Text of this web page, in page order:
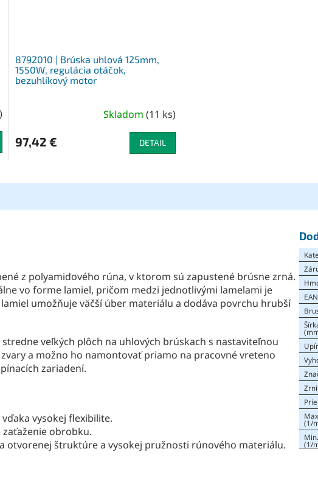
)
8792010 | Brúska uhlová 125mm,
1550W, regulácia otáčok,
bezuhlíkový motor
Skladom (11 ks)
97,42 € DETAIL
z polyamidového rúna, v ktorom sú zapustené brúsne zrná.
vo forme lamiel, pričom medzi jednotlivými lamelami je
umožňuje väčší úber materiálu a dodáva povrchu hrubší
veľkých plôch na uhlových brúskach s nastaviteľnou
a možno ho namontovať priamo na pracovné vreteno
zariadení.
vysokej flexibilite.
obrobku.
otvorenej štruktúre a vysokej pružnosti rúnového materiálu.
EAN
(1/
(1/